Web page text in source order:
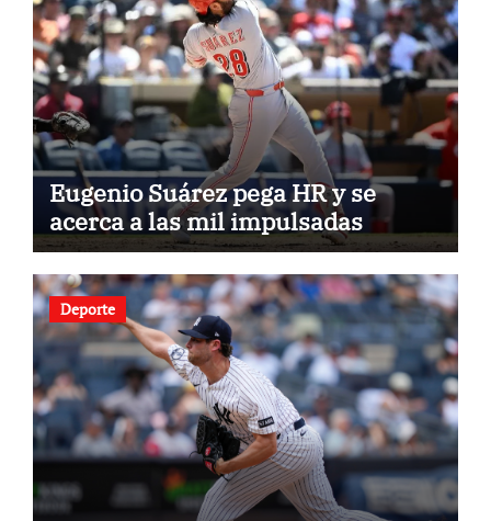
Eugenio Suárez pega HR y se
acerca a las mil impulsadas
Deporte